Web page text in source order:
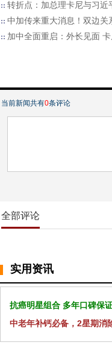
转折点：加总理卡尼与习近
中加传来重大消息！双边关
加中全面重启：外长见面
当前新闻共有0条评论
全部评论
实用资讯
抗癌明星组合 多年口碑保
中老年补钙必备，2星期消